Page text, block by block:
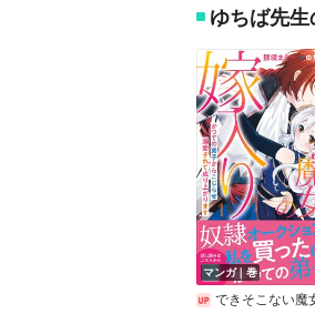
ゆちば先
マンガ｜巻
できそこない魔女の嫁入り～かつての弟子からこじらせ溺愛